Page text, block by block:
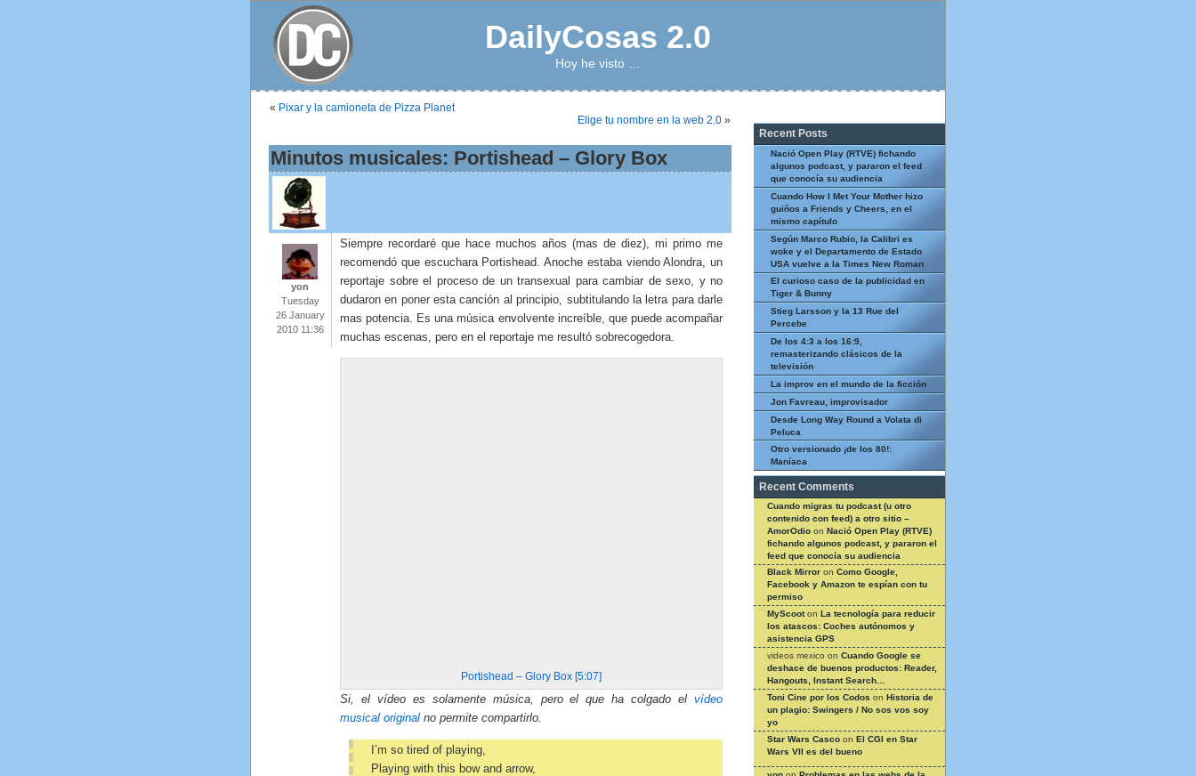
DailyCosas 2.0
Hoy he visto …
« Pixar y la camioneta de Pizza Planet
Elige tu nombre en la web 2.0 »
Minutos musicales: Portishead – Glory Box
yon
Tuesday
26 January
2010 11:36
Siempre recordaré que hace muchos años (mas de diez), mi primo me
recomendó que escuchara Portishead. Anoche estaba viendo Alondra, un
reportaje sobre el proceso de un transexual para cambiar de sexo, y no
dudaron en poner esta canción al principio, subtitulando la letra para darle
mas potencia. Es una música envolvente increíble, que puede acompañar
muchas escenas, pero en el reportaje me resultó sobrecogedora.
Portishead – Glory Box [5:07]
Si, el vídeo es solamente música, pero el que ha colgado el vídeo
musical original no permite compartirlo.
I’m so tired of playing,
Playing with this bow and arrow,
Recent Posts
Nació Open Play (RTVE) fichando
algunos podcast, y pararon el feed
que conocía su audiencia
Cuando How I Met Your Mother hizo
guiños a Friends y Cheers, en el
mismo capítulo
Según Marco Rubio, la Calibri es
woke y el Departamento de Estado
USA vuelve a la Times New Roman
El curioso caso de la publicidad en
Tiger & Bunny
Stieg Larsson y la 13 Rue del
Percebe
De los 4:3 a los 16:9,
remasterizando clásicos de la
televisión
La improv en el mundo de la ficción
Jon Favreau, improvisador
Desde Long Way Round a Volata di
Peluca
Otro versionado ¡de los 80!:
Maníaca
Recent Comments
Cuando migras tu podcast (u otro
contenido con feed) a otro sitio –
AmorOdio on Nació Open Play (RTVE)
fichando algunos podcast, y pararon el
feed que conocía su audiencia
Black Mirror on Como Google,
Facebook y Amazon te espían con tu
permiso
MyScooton La tecnología para reducir
los atascos: Coches autónomos y
asistencia GPS
videos mexico on Cuando Google se
deshace de buenos productos: Reader,
Hangouts, Instant Search…
Toni Cine por los Codos on Historia de
un plagio: Swingers / No sos vos soy
yo
Star Wars Casco on El CGI en Star
Wars VII es del bueno